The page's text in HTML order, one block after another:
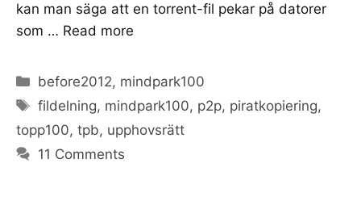
kan man säga att en torrent-fil pekar på datorer
som … Read more
Categories
before2012, mindpark100
Tags
fildelning, mindpark100, p2p, piratkopiering,
topp100, tpb, upphovsrätt
11 Comments